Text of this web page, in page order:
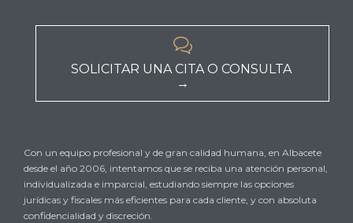

SOLICITAR UNA CITA O CONSULTA
→
Con un equipo profesional y de gran calidad humana, en Albacete
desde el año 2006, intentamos que se reciba una atención personal,
individualizada e imparcial, estudiando siempre las opciones
jurídicas y fiscales más eficientes para cada cliente, y con absoluta
confidencialidad y discreción.